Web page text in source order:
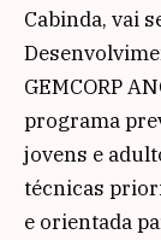
Cabinda, vai
GEMCORP
programa
jovens e
técnicas
e orientada